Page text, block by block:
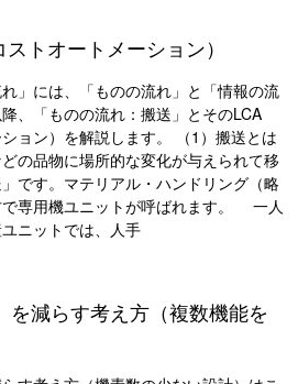
トオートメーション）
」には、「ものの流れ」と「情報の流
、「ものの流れ：搬送」とそのLCA
ション）を解説します。 （1）搬送とは
の品物に場所的な変化が与えられて移
です。マテリアル・ハンドリング（略
で専用機ユニットが呼ばれます。 一人
ニットでは、人手
を減らす考え方（複数機能を